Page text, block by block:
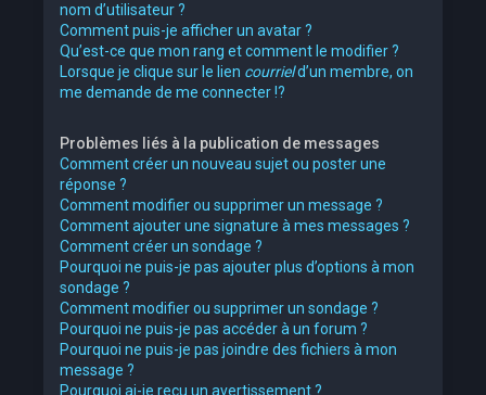
nom d’utilisateur ?
Comment puis-je afficher un avatar ?
Qu’est-ce que mon rang et comment le modifier ?
Lorsque je clique sur le lien courrield’un membre, on
me demande de me connecter !?
Problèmes liés à la publication de messages
Comment créer un nouveau sujet ou poster une
réponse ?
Comment modifier ou supprimer un message ?
Comment ajouter une signature à mes messages ?
Comment créer un sondage ?
Pourquoi ne puis-je pas ajouter plus d’options à mon
sondage ?
Comment modifier ou supprimer un sondage ?
Pourquoi ne puis-je pas accéder à un forum ?
Pourquoi ne puis-je pas joindre des fichiers à mon
message ?
Pourquoi ai-je reçu un avertissement ?